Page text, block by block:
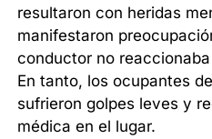
resultaron con heridas
manifestaron
conductor no
En tanto, los ocupantes
sufrieron golpes leves y
médica en el lugar.